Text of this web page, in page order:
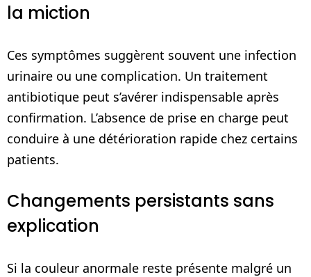
la miction
Ces symptômes suggèrent souvent une infection
urinaire ou une complication. Un traitement
antibiotique peut s’avérer indispensable après
confirmation. L’absence de prise en charge peut
conduire à une détérioration rapide chez certains
patients.
Changements persistants sans
explication
Si la couleur anormale reste présente malgré un